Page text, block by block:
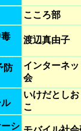
こころ部
毒
渡辺真由子
防
インターネ
会
いけだとし
こ
シ